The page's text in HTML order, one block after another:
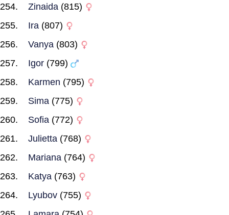
Zinaida (815)
Ira (807)
Vanya (803)
Igor (799)
Karmen (795)
Sima (775)
Sofia (772)
Julietta (768)
Mariana (764)
Katya (763)
Lyubov (755)